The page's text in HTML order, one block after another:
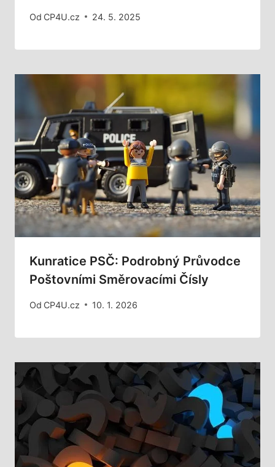
Od CP4U.cz 24. 5. 2025
Kunratice PSČ: Podrobný Průvodce
Poštovními Směrovacími Čísly
Od CP4U.cz 10. 1. 2026